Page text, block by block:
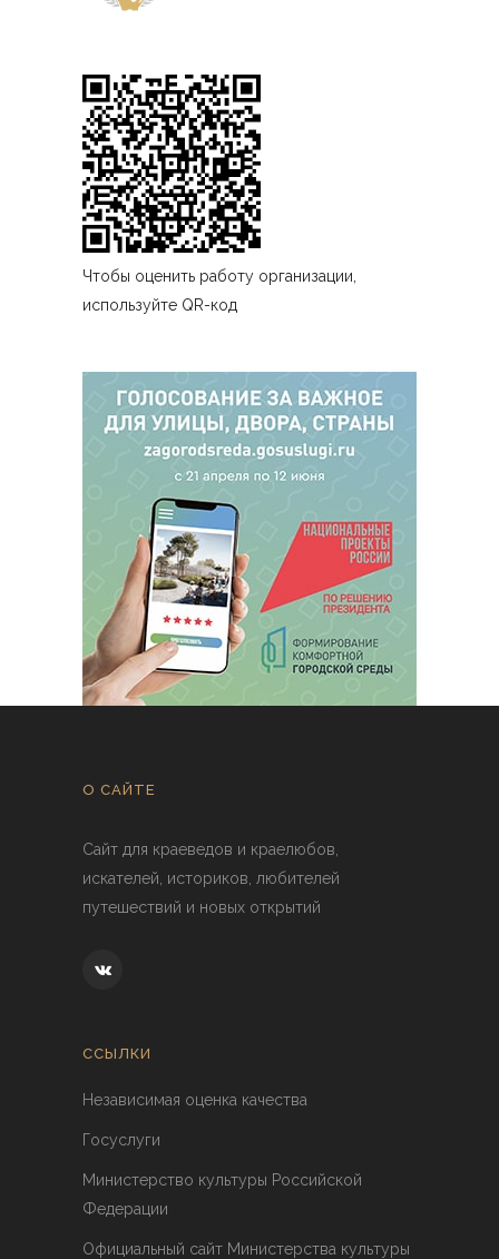
Чтобы оценить работу организации,
используйте QR-код
О САЙТЕ
Сайт для краеведов и краелюбов,
искателей, историков, любителей
путешествий и новых открытий
ССЫЛКИ
Независимая оценка качества
Госуслуги
Министерство культуры Российской
Федерации
Официальный сайт Министерства культуры